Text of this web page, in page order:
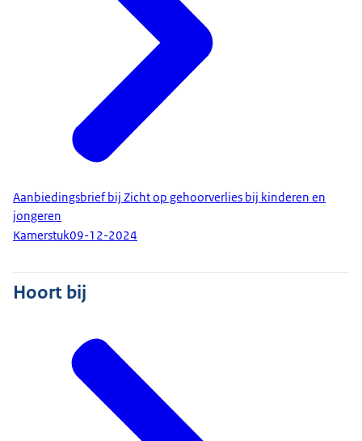
Aanbiedingsbrief bij Zicht op gehoorverlies bij kinderen en
jongeren
Kamerstuk09-12-2024
Hoort bij